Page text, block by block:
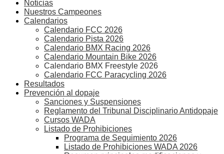
Noticias
Nuestros Campeones
Calendarios
Calendario FCC 2026
Calendario Pista 2026
Calendario BMX Racing 2026
Calendario Mountain Bike 2026
Calendario BMX Freestyle 2026
Calendario FCC Paracycling 2026
Resultados
Prevención al dopaje
Sanciones y Suspensiones
Reglamento del Tribunal Disciplinario Antidopaje
Cursos WADA
Listado de Prohibiciones
Programa de Seguimiento 2026
Listado de Prohibiciones WADA 2026